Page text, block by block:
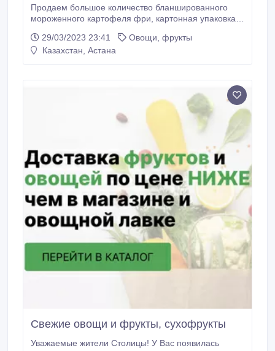
Продаем большое количество бланшированного
мороженного картофеля фри, картонная упаковка
оптовые партии от 21т, цена не зависит от формы и
размера фри и вида упаковки. Размер картофеля
29/03/2023 23:41
Овощи, фрукты
Казахстан, Астана
Свежие овощи и фрукты, сухофрукты
Уважаемые жители Столицы! У Вас появилась